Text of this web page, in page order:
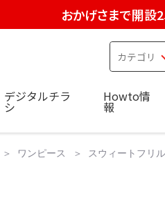
おかげさまで開設
デジタルチラ
シ
Howto情
報
ワンピース スウィートフリ